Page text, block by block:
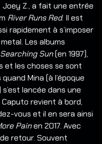
Z., a fait une entrée
River Runs Red. Il est
rapidement à s’imposer
Les albums
Sun(en 1997),
et les choses se sont
Mina (à l’époque
lancée dans une
revient à bord,
vous et il en sera ainsi
Painen 2017. Avec
retour. Souvent